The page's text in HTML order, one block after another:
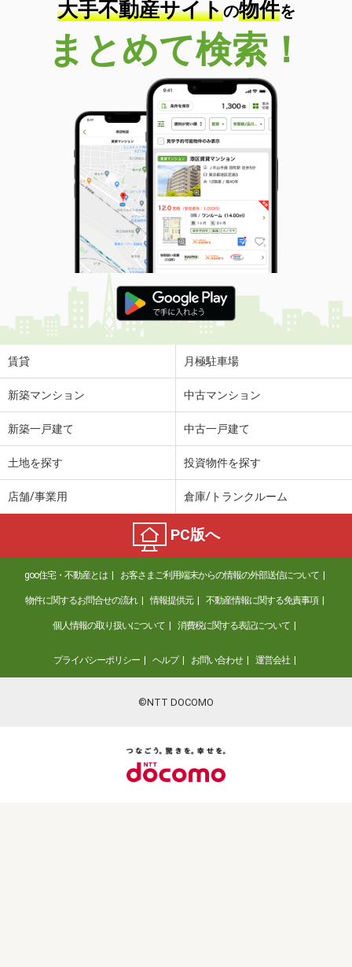
大手不動産サイトの物件を
まとめて検索！
賃貸 月極駐車場
新築マンション 中古マンション
新築一戸建て 中古一戸建て
土地を探す 投資物件を探す
店舗/事業用 倉庫/トランクルーム
PC版へ
goo住宅・不動産とは お客さまご利用端末からの情報の外部送信について
物件に関するお問合せの流れ 情報提供元 不動産情報に関する免責事項
個人情報の取り扱いについて 消費税に関する表記について
プライバシーポリシー ヘルプ お問い合わせ 運営会社
©NTT DOCOMO